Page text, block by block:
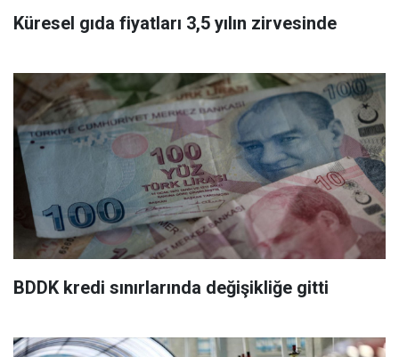
Küresel gıda fiyatları 3,5 yılın zirvesinde
BDDK kredi sınırlarında değişikliğe gitti